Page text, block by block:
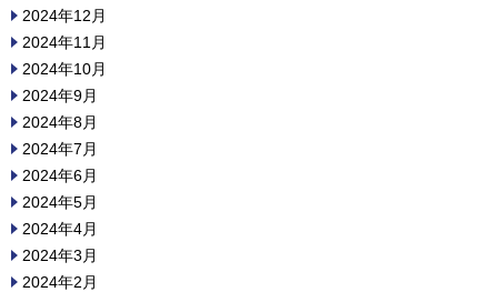
2024年12月
2024年11月
2024年10月
2024年9月
2024年8月
2024年7月
2024年6月
2024年5月
2024年4月
2024年3月
2024年2月